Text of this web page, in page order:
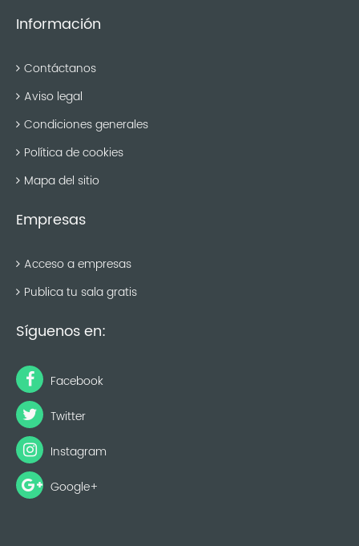
Información
Contáctanos
Aviso legal
Condiciones generales
Política de cookies
Mapa del sitio
Empresas
Acceso a empresas
Publica tu sala gratis
Síguenos en:
Facebook
Twitter
Instagram
Google+